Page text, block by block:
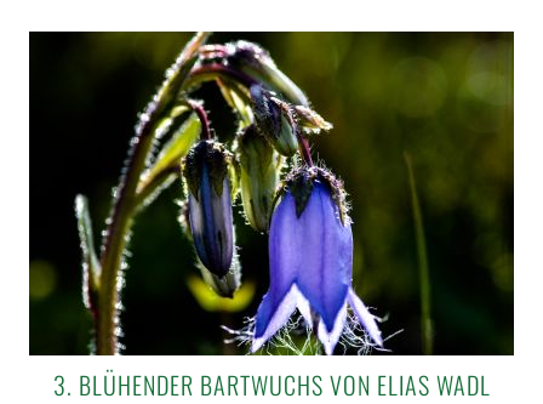
3. BLÜHENDER BARTWUCHS VON ELIAS WADL